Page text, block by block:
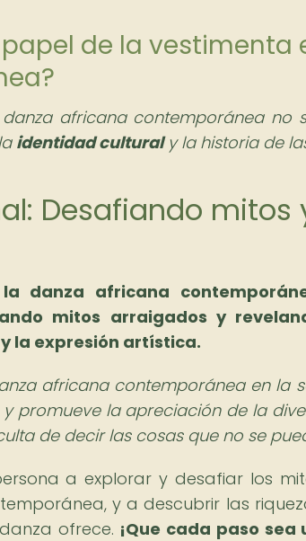
papel de la
africana contemporánea no
identidad culturaly la historia de
Desafiando
danza africana
mitos arraigados y
la expresión artística.
africana contemporánea en la
promueve la apreciación de la
de decir las cosas que no se
a explorar y desafiar los
y a descubrir las
ofrece. ¡Que cada paso